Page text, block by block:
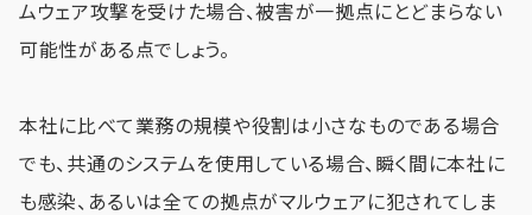
ムウェア攻撃を受けた場合、被害が一拠点にとどまらない
可能性がある点でしょう。
本社に比べて業務の規模や役割は小さなものである場合
でも、共通のシステムを使用している場合、瞬く間に本社に
も感染、あるいは全ての拠点がマルウェアに犯されてしま